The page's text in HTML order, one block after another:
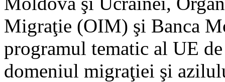
Migraţie (OIM) şi Banca
programul tematic al UE
domeniul migraţiei şi